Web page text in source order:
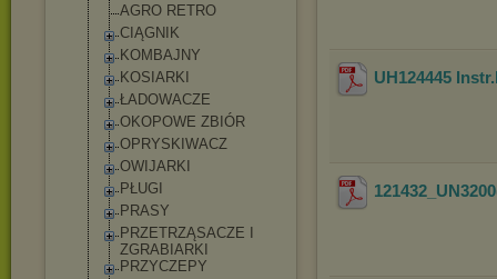
AGRO RETRO
CIĄGNIK
KOMBAJNY
KOSIARKI
ŁADOWACZE
OKOPOWE ZBIÓR
OPRYSKIWACZ
OWIJARKI
PŁUGI
PRASY
PRZETRZĄSACZE I
ZGRABIARKI
PRZYCZEPY
UH124445